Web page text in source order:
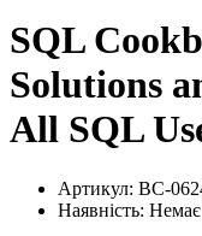
SQL
Solutions
All SQL
Артикул: BC-
Наявність: Немає